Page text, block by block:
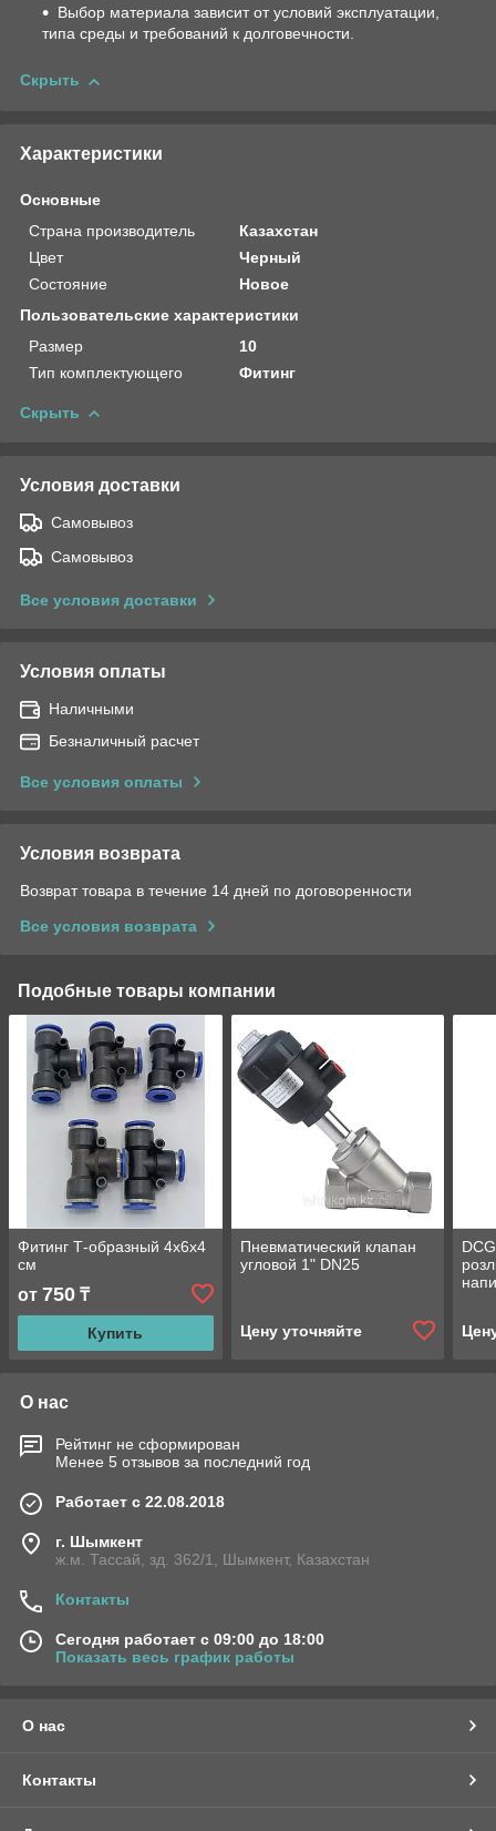
Выбор материала зависит от условий эксплуатации,
типа среды и требований к долговечности.
Скрыть
Характеристики
Основные
Страна производитель
Казахстан
Цвет
Черный
Состояние
Новое
Пользовательские характеристики
Размер
10
Тип комплектующего
Фитинг
Скрыть
Условия доставки
Самовывоз
Самовывоз
Все условия доставки
Условия оплаты
Наличными
Безналичный расчет
Все условия оплаты
Условия возврата
Возврат товара в течение 14 дней по договоренности
Все условия возврата
Подобные товары компании
Фитинг Т-образный 4x6x4
см
от 750 ₸
Купить
Пневматический клапан
угловой 1" DN25
Цену уточняйте
О нас
Рейтинг не сформирован
Менее 5 отзывов за последний год
Работает с 22.08.2018
г. Шымкент
ж.м. Тассай, зд. 362/1, Шымкент, Казахстан
Контакты
Сегодня работает с 09:00 до 18:00
Показать весь график работы
О нас
Контакты